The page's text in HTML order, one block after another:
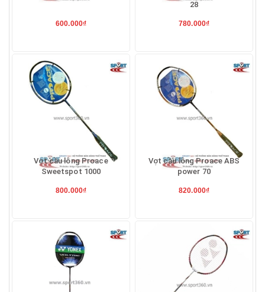
600.000₫
28
780.000₫
Vợt cầu lông Proace
Sweetspot 1000
800.000₫
Vợt cầu lông Proace ABS
power 70
820.000₫